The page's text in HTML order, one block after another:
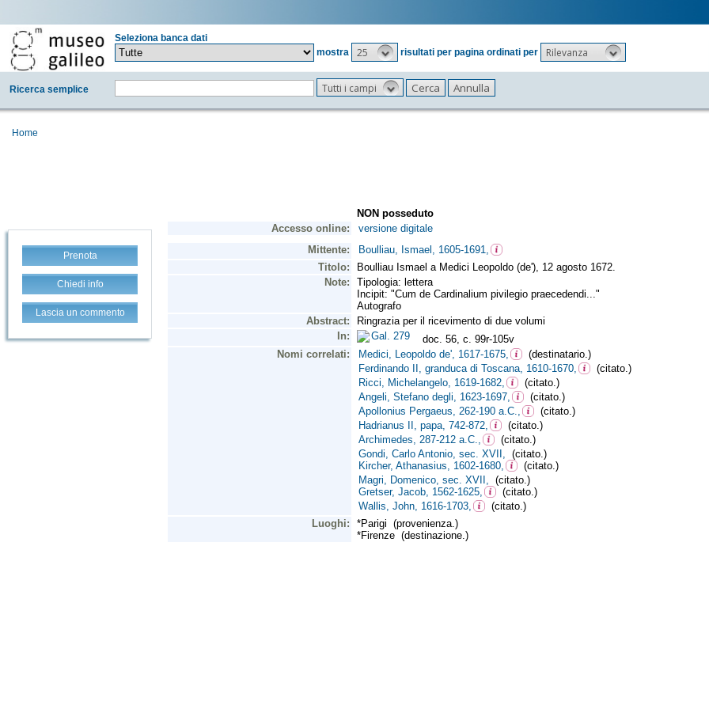
Seleziona banca dati
mostra
25 risultati per pagina ordinati per Rilevanza
Ricerca semplice Tutti i campi
Home
Prenota
Chiedi info
Lascia un commento